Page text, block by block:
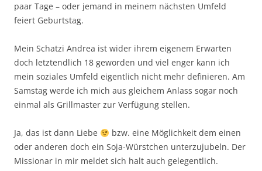
paar Tage – oder jemand in meinem nächsten Umfeld
feiert Geburtstag.
Mein Schatzi Andrea ist wider ihrem eigenem Erwarten
doch letztendlich 18 geworden und viel enger kann ich
mein soziales Umfeld eigentlich nicht mehr definieren. Am
Samstag werde ich mich aus gleichem Anlass sogar noch
einmal als Grillmaster zur Verfügung stellen.
Ja, das ist dann Liebe
bzw. eine Möglichkeit dem einen
oder anderen doch ein Soja-Würstchen unterzujubeln. Der
Missionar in mir meldet sich halt auch gelegentlich.